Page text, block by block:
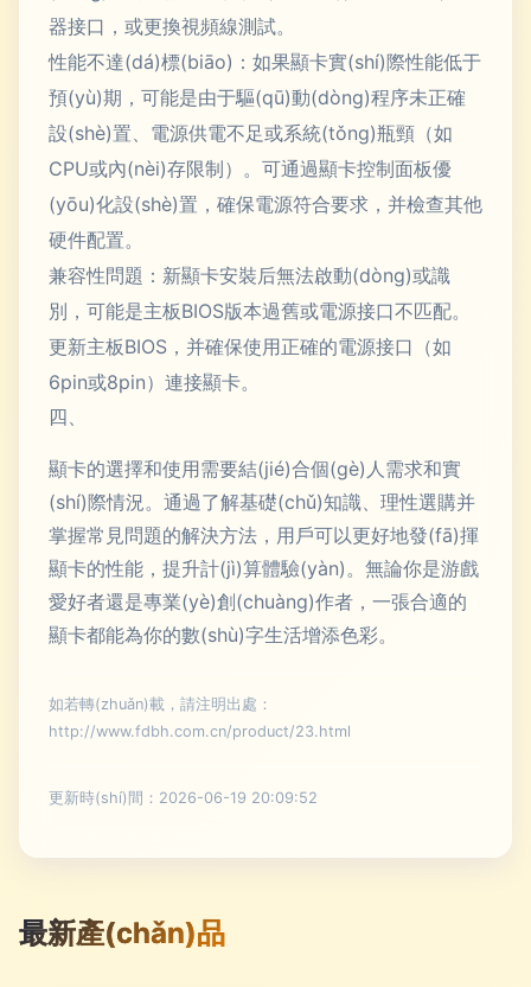
器接口，或更換視頻線測試。
性能不達(dá)標(biāo)：如果顯卡實(shí)際性能低于
預(yù)期，可能是由于驅(qū)動(dòng)程序未正確
設(shè)置、電源供電不足或系統(tǒng)瓶頸（如
CPU或內(nèi)存限制）。可通過顯卡控制面板優
(yōu)化設(shè)置，確保電源符合要求，并檢查其他
硬件配置。
兼容性問題：新顯卡安裝后無法啟動(dòng)或識
別，可能是主板BIOS版本過舊或電源接口不匹配。
更新主板BIOS，并確保使用正確的電源接口（如
6pin或8pin）連接顯卡。
四、
顯卡的選擇和使用需要結(jié)合個(gè)人需求和實
(shí)際情況。通過了解基礎(chǔ)知識、理性選購并
掌握常見問題的解決方法，用戶可以更好地發(fā)揮
顯卡的性能，提升計(jì)算體驗(yàn)。無論你是游戲
愛好者還是專業(yè)創(chuàng)作者，一張合適的
顯卡都能為你的數(shù)字生活增添色彩。
如若轉(zhuǎn)載，請注明出處：
http://www.fdbh.com.cn/product/23.html
更新時(shí)間：2026-06-19 20:09:52
最新產(chǎn)品